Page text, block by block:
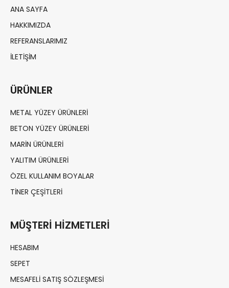
ANA SAYFA
HAKKIMIZDA
REFERANSLARIMIZ
İLETIŞIM
ÜRÜNLER
METAL YÜZEY ÜRÜNLERI
BETON YÜZEY ÜRÜNLERI
MARIN ÜRÜNLERI
YALITIM ÜRÜNLERI
ÖZEL KULLANIM BOYALAR
TINER ÇEŞITLERI
MÜŞTERI HIZMETLERI
HESABIM
SEPET
MESAFELI SATIŞ SÖZLEŞMESI